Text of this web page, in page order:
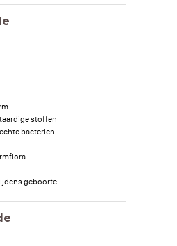
stoffen
bacterien
geboorte